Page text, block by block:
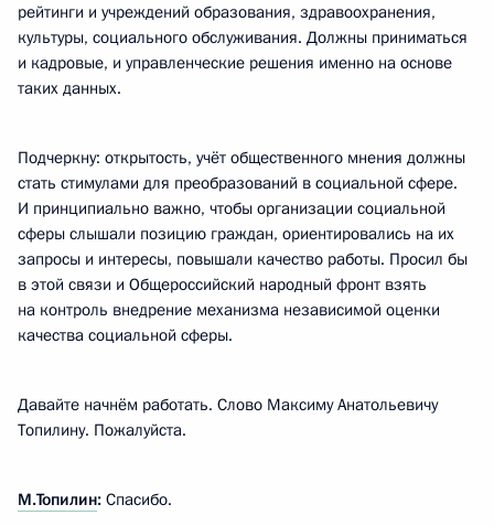
рейтинги и учреждений образования, здравоохранения,
культуры, социального обслуживания. Должны приниматься
и кадровые, и управленческие решения именно на основе
таких данных.
Подчеркну: открытость, учёт общественного мнения должны
стать стимулами для преобразований в социальной сфере.
И принципиально важно, чтобы организации социальной
сферы слышали позицию граждан, ориентировались на их
запросы и интересы, повышали качество работы. Просил бы
в этой связи и Общероссийский народный фронт взять
на контроль внедрение механизма независимой оценки
качества социальной сферы.
Давайте начнём работать. Слово Максиму Анатольевичу
Топилину. Пожалуйста.
М.Топилин: Спасибо.